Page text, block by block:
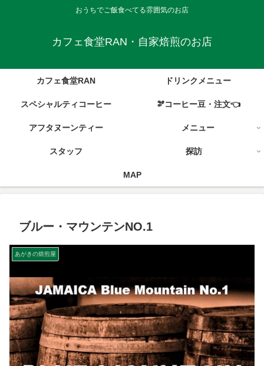
おうちでご飯食べてる雰囲気のお店
カフェ食堂RAN・自家焙煎のお店
カフェ食堂RAN ドリンクメニュー
スペシャルティコーヒー 🫘コーヒー豆・注文👈
アフタヌーンティー メニュー
スタッフ 探訪
MAP
ブルー・マウンテンNO.1
あがきの焙煎屋